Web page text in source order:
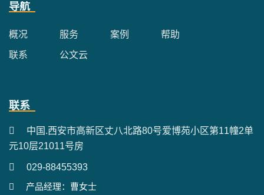
导航
概况 服务 案例 帮助
联系 公文云
联系
中国.西安市高新区丈八北路80号爱博苑小区第11幢2单
元10层21011号房
029-88455393
产品经理：曹女士